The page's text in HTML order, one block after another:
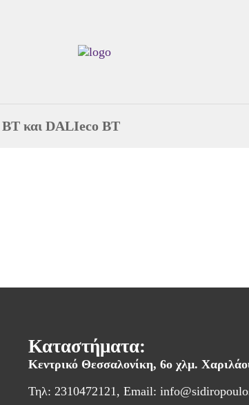
και DALIeco BT
Καταστήματα:
Κεντρικό Θεσσαλονίκη, 6ο χλμ.
Τηλ: 2310472121, Email: